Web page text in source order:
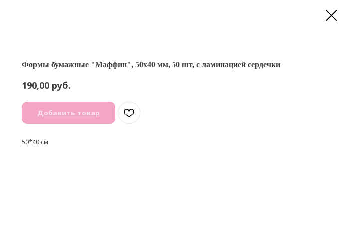
Формы бумажные "Маффин", 50х40 мм, 50 шт, с ламинацией сердечки
190,00 руб.
Добавить товар
50*40 см